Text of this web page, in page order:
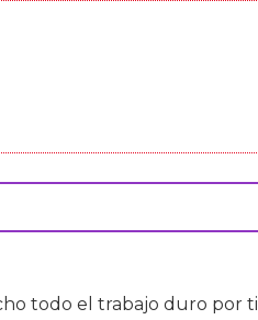
todo el trabajo duro por